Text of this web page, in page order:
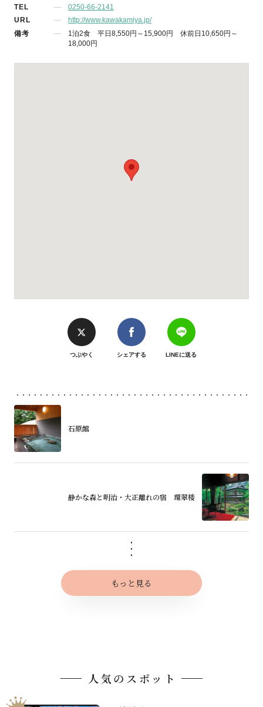
TEL
0250-66-2141
URL
http://www.kawakamiya.jp/
備考
1泊2食 平日8,550円～15,900円 休前日10,650円～
18,000円
つぶやく シェアする LINEに送る
石原館
静かな森と明治・大正離れの宿 環翠楼
もっと見る
人気のスポット